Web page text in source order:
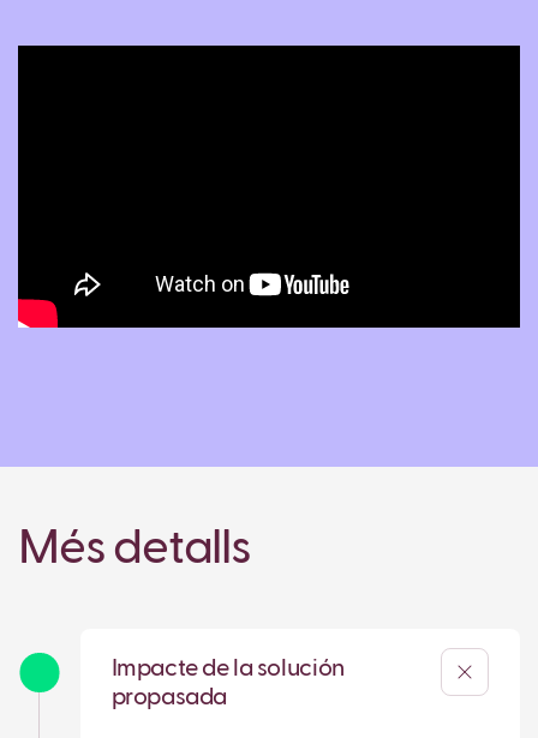
Més detalls
Impacte de la solución
propasada